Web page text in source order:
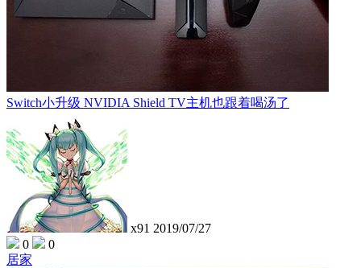
Switch小升级 NVIDIA Shield TV主机也跟着喝汤了
x91 2019/07/27
0
0
居家